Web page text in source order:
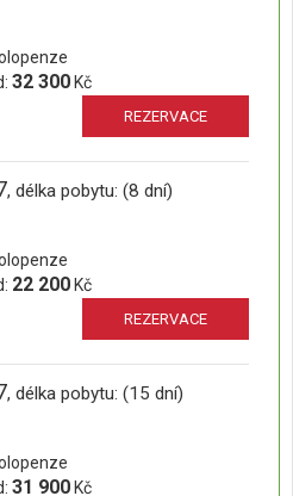
32 300 Kč
REZERVACE
, délka pobytu: (8 dní)
22 200 Kč
REZERVACE
, délka pobytu: (15 dní)
31 900 Kč